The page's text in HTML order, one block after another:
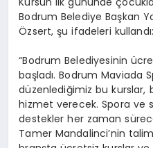
Bodrum Belediye Başkan
Özsert, şu ifadeleri kullandı:
“Bodrum Belediyesinin
başladı. Bodrum Maviada
düzenlediğimiz bu kurslar,
hizmet verecek. Spora ve
destekler her zaman
Tamer Mandalinci’nin